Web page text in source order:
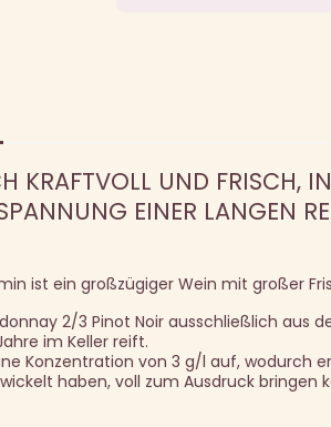
KRAFTVOLL UND FRISCH,
EINER LANGEN
ist ein großzügiger Wein mit großer
2/3 Pinot Noir ausschließlich aus
im Keller reift.
Konzentration von 3 g/l auf, wodurch
haben, voll zum Ausdruck bringen